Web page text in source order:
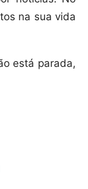
na sua vida
está parada,